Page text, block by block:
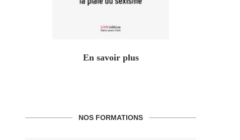
En savoir plus
NOS FORMATIONS